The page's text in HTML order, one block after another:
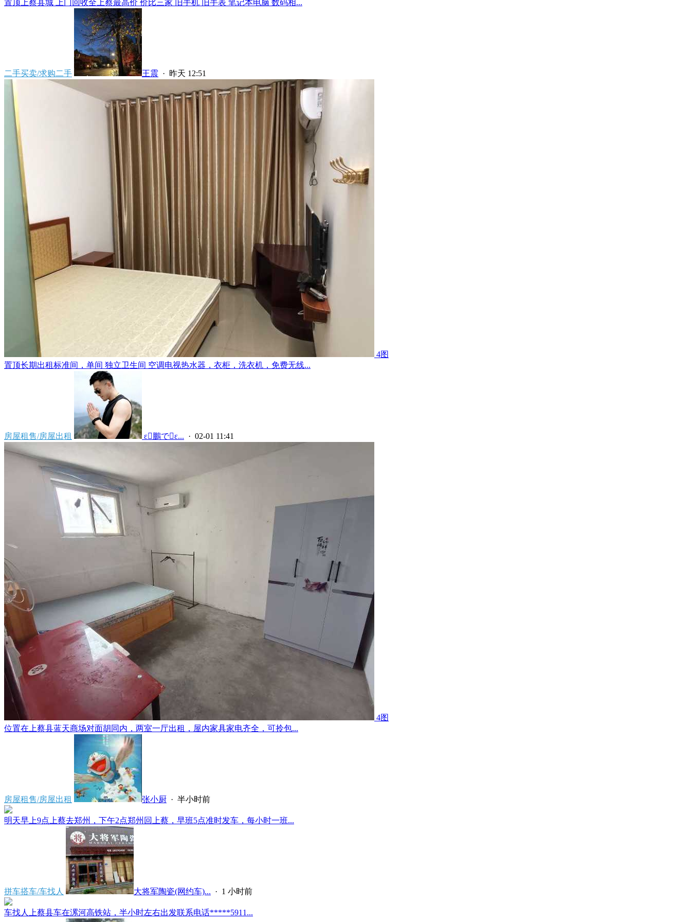
置顶 上蔡县城 上门回收全上蔡最高价 价比三家 旧手机 旧手表 笔记本电脑 数码相...
二手买卖/求购二手 王震 · 昨天 12:51
4图
置顶长期出租标准间，单间 独立卫生间 空调电视热水器，衣柜，洗衣机，免费无线...
房屋租售/房屋出租  ε鵬でε... · 02-01 11:41
4图
位置在上蔡县蓝天商场对面胡同内，两室一厅出租，屋内家具家电齐全，可拎包...
房屋租售/房屋出租 张小厨 · 半小时前
明天早上9点上蔡去郑州，下午2点郑州回上蔡，早班5点准时发车，每小时一班...
拼车搭车/车找人 大将军陶瓷(网约车)... · 1 小时前
车找人上蔡县车在漯河高铁站，半小时左右出发联系电话*****5911...